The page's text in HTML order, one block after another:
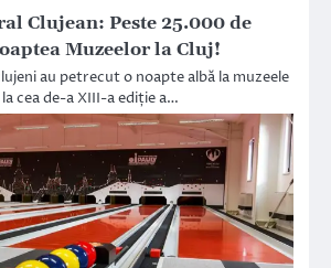
Clujean: Peste 25.000 de
Muzeelor la Cluj!
au petrecut o noapte albă la muzeele
cea de-a XIII-a ediție a…